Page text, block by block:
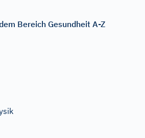
Bereich Gesundheit A-Z